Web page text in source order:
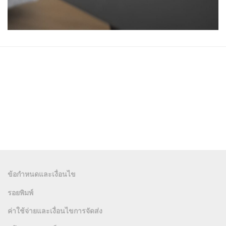
ข้อกำหนดและเงื่อนไข
รอยพิมพ์
ค่าใช้จ่ายและเงื่อนไขการจัดส่ง